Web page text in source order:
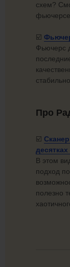
схем?
☑️
Фьючерс
Про
☑️
В этом
подход
полезно